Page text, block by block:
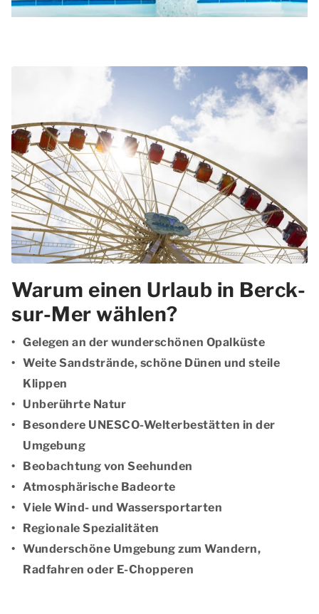
Warum einen Urlaub in Berck-
sur-Mer wählen?
Gelegen an der wunderschönen Opalküste
Weite Sandstrände, schöne Dünen und steile
Klippen
Unberührte Natur
Besondere UNESCO-Welterbestätten in der
Umgebung
Beobachtung von Seehunden
Atmosphärische Badeorte
Viele Wind- und Wassersportarten
Regionale Spezialitäten
Wunderschöne Umgebung zum Wandern,
Radfahren oder E-Chopperen